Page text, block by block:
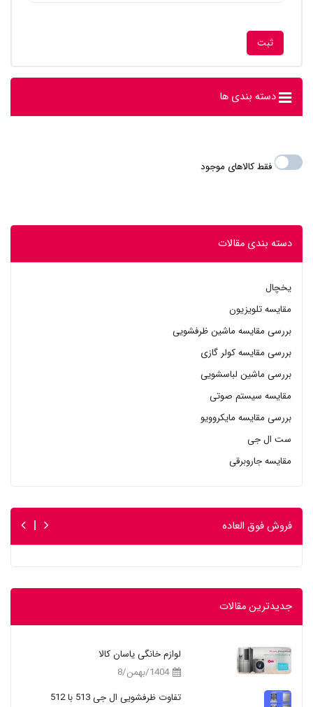
دسته بندی ها
فقط کالاهای موجود
دسته بندی مقالات
یخچال
مقایسه تلویزیون
بررسی مقایسه ماشین ظرفشویی
بررسی مقایسه کولر گازی
بررسی ماشین لباسشویی
مقایسه سیستم صوتی
بررسی مقایسه مایکروویو
ست ال جی
مقایسه جاروبرقی
فروش فوق العاده
جدیدترین مقالات
لوازم خانگی یاسان کالا
1404/بهمن/8
تفاوت ظرفشویی ال جی 513 با 512